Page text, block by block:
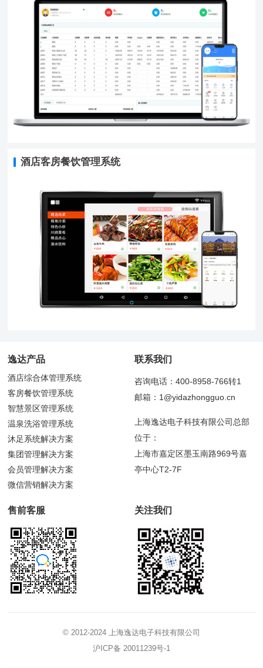
酒店客房餐饮管理系统
逸达产品
酒店综合体管理系统
客房餐饮管理系统
智慧景区管理系统
温泉洗浴管理系统
沐足系统解决方案
集团管理解决方案
会员管理解决方案
微信营销解决方案
联系我们
咨询电话：400-8958-766转1
邮箱：1@yidazhongguo.cn
上海逸达电子科技有限公司总部
位于：
上海市嘉定区墨玉南路969号嘉
亭中心T2-7F
售前客服 关注我们
© 2012-2024 上海逸达电子科技有限公司
沪ICP备 20011239号-1